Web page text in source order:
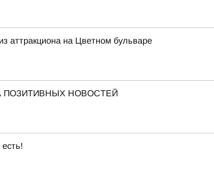
аттракциона на Цветном бульваре
ПОЗИТИВНЫХ НОВОСТЕЙ